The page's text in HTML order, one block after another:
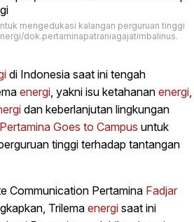
mengedukasi kalangan perguruan tinggi
dok.pertaminapatraniagajatimbalinus.
di Indonesia saat ini tengah
energi , yakni isu ketahanan energi
dan keberlanjutan lingkungan
Pertamina Goes to Campus untuk
tinggi terhadap tantangan
Communication Pertamina Fadjar
Trilema energi saat ini